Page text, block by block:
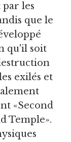
les
que le
qu'il soit
exilés et
«Second
Temple».